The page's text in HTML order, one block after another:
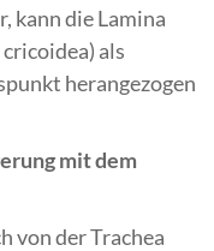
kann die Lamina
als
herangezogen
mit dem
von der Trachea